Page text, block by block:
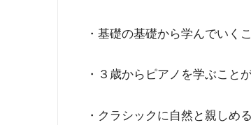
・基礎の基礎から学んでいく
・３歳からピアノを学ぶこと
・クラシックに自然と親しめ